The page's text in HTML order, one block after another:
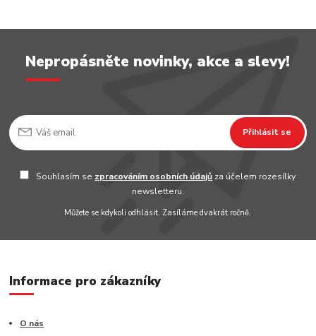
Nepropásněte novinky, akce a slevy!
Přihlásit se
Souhlasím se zpracováním osobních údajů za účelem rozesílky
newsletteru.
Můžete se kdykoli odhlásit. Zasíláme dvakrát ročně.
Informace pro zákazníky
O nás